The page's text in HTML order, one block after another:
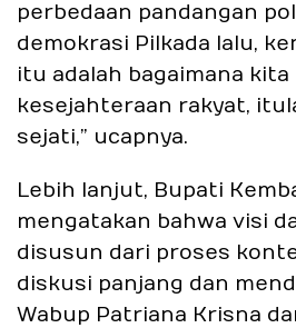
perbedaan pandangan
demokrasi Pilkada lalu,
itu adalah bagaimana
kesejahteraan rakyat,
sejati,” ucapnya.
Lebih lanjut, Bupati
mengatakan bahwa visi
disusun dari proses
diskusi panjang dan
Wabup Patriana Krisna